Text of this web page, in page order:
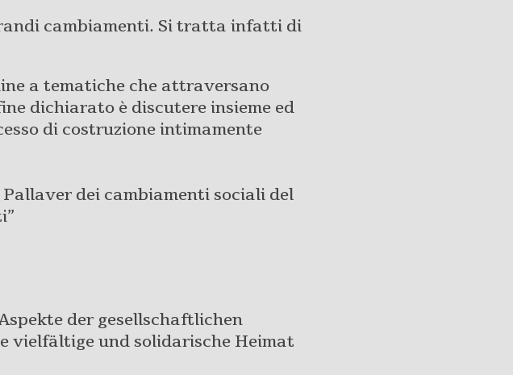
cambiamenti. Si tratta infatti di
a tematiche che attraversano
dichiarato è discutere insieme ed
di costruzione intimamente
Pallaver dei cambiamenti sociali del
der gesellschaftlichen
vielfältige und solidarische Heimat